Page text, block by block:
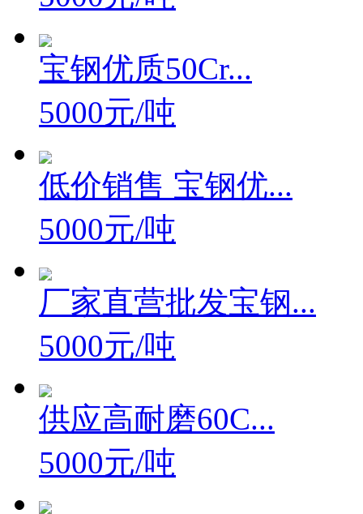
宝钢优质50Cr...
5000元/吨
低价销售 宝钢优...
5000元/吨
厂家直营批发宝钢...
5000元/吨
供应高耐磨60C...
5000元/吨